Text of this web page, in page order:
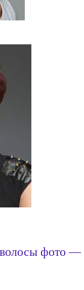
волосы фото —